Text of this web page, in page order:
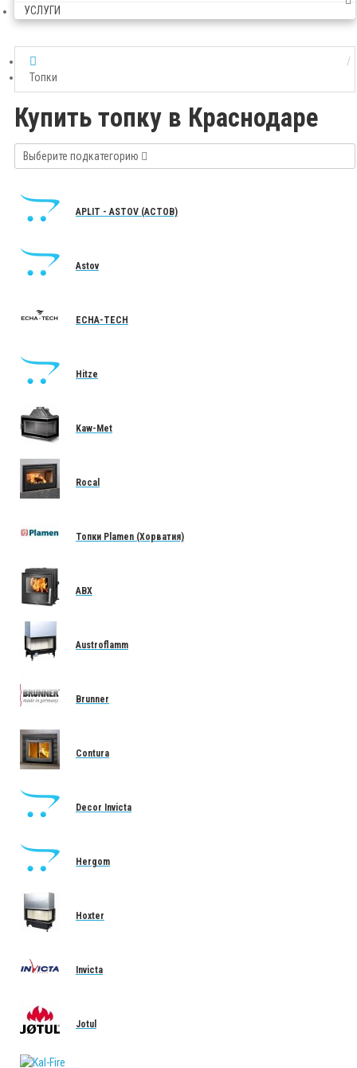
УСЛУГИ
Топки
Купить топку в Краснодаре
Выберите подкатегорию
APLIT - ASTOV (АСТОВ)
Astov
ECHA-TECH
Hitze
Kaw-Met
Rocal
Топки Plamen (Хорватия)
ABX
Austroflamm
Brunner
Contura
Decor Invicta
Hergom
Hoxter
Invicta
Jotul